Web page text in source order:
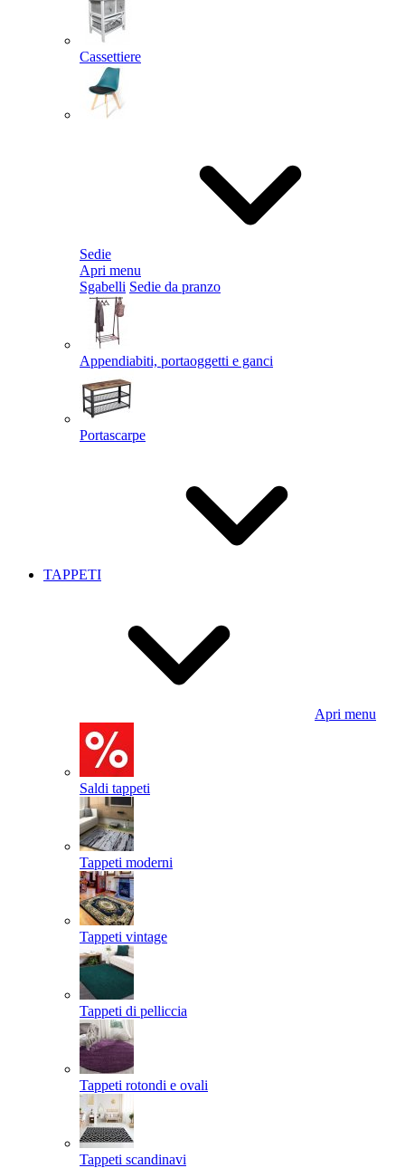
Cassettiere
Sedie
Apri menu
Sgabelli Sedie da pranzo
Appendiabiti, portaoggetti e ganci
Portascarpe
TAPPETI
Apri menu
Saldi tappeti
Tappeti moderni
Tappeti vintage
Tappeti di pelliccia
Tappeti rotondi e ovali
Tappeti scandinavi